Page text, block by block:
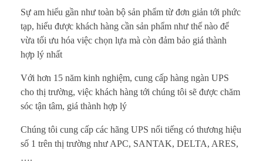
Sự am hiểu gần như toàn bộ sản phẩm từ đơn giản tới phức
tạp, hiểu được khách hàng cần sản phẩm như thế nào để
vừa tối ưu hóa việc chọn lựa mà còn đảm bảo giá thành
hợp lý nhất
Với hơn 15 năm kinh nghiệm, cung cấp hàng ngàn UPS
cho thị trường, việc khách hàng tới chúng tôi sẽ được chăm
sóc tận tâm, giá thành hợp lý
Chúng tôi cung cấp các hãng UPS nổi tiếng có thương hiệu
số 1 trên thị trường như APC, SANTAK, DELTA, ARES,
….